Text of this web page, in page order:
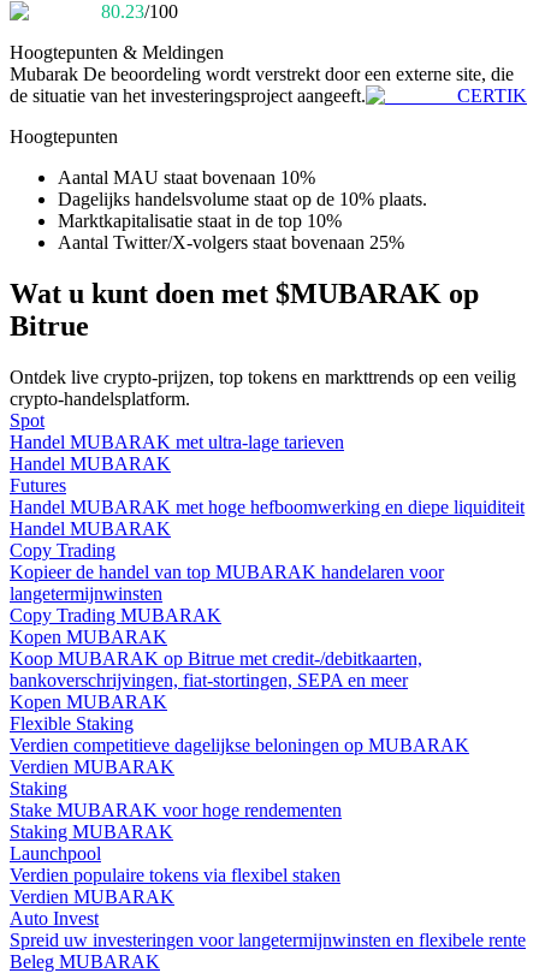
Informatie
Big data-analyse inclusief handelsinformatie, enz.
Gids
Futures-startgids
Handelsstrategieën
Leer hoe u winstgevend kunt blijven
Verdienen
80.23/100
Hoogtepunten & Meldingen
Mubarak De beoordeling wordt verstrekt door een externe site, die
de situatie van het investeringsproject aangeeft.
CERTIK
Hoogtepunten
Aantal MAU staat bovenaan 10%
Dagelijks handelsvolume staat op de 10% plaats.
Marktkapitalisatie staat in de top 10%
Aantal Twitter/X-volgers staat bovenaan 25%
Wat u kunt doen met $MUBARAK op
Bitrue
Ontdek live crypto-prijzen, top tokens en markttrends op een veilig
crypto-handelsplatform.
Spot
Handel MUBARAK met ultra-lage tarieven
Handel MUBARAK
Futures
Handel MUBARAK met hoge hefboomwerking en diepe liquiditeit
Handel MUBARAK
Copy Trading
Kopieer de handel van top MUBARAK handelaren voor
langetermijnwinsten
Copy Trading MUBARAK
Kopen MUBARAK
Koop MUBARAK op Bitrue met credit-/debitkaarten,
bankoverschrijvingen, fiat-stortingen, SEPA en meer
Kopen MUBARAK
Flexible Staking
Verdien competitieve dagelijkse beloningen op MUBARAK
Verdien MUBARAK
Staking
Stake MUBARAK voor hoge rendementen
Staking MUBARAK
Launchpool
Verdien populaire tokens via flexibel staken
Verdien MUBARAK
Auto Invest
Spreid uw investeringen voor langetermijnwinsten en flexibele rente
Beleg MUBARAK